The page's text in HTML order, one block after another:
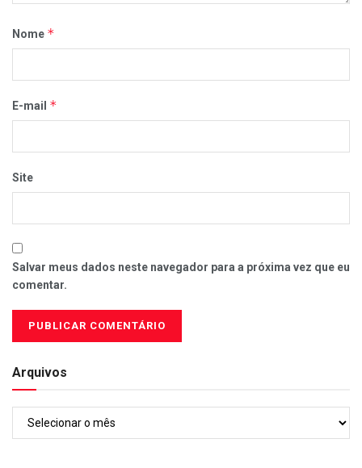
Nome *
E-mail *
Site
Salvar meus dados neste navegador para a próxima vez que eu
comentar.
Arquivos